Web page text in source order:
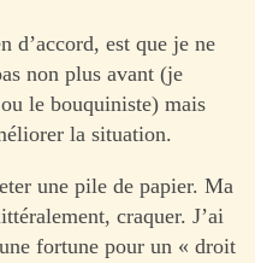
d’accord, est que je ne
non plus avant (je
le bouquiniste) mais
la situation.
une pile de papier. Ma
craquer. J’ai
fortune pour un « droit